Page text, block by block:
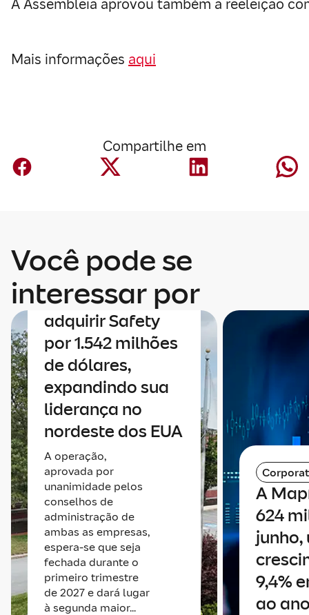
A Assembleia aprovou também a reeleição
Mais informações aqui
Compartilhe em
Você pode se
interessar por
Corporativo
A Mapfre anuncia
um acordo para
adquirir Safety
por 1.542 milhões
de dólares,
expandindo sua
liderança no
nordeste dos EUA
A operação,
aprovada por
unanimidade pelos
conselhos de
administração de
ambas as empresas,
espera-se que seja
fechada durante o
primeiro trimestre
de 2027 e dará lugar
à segunda maior...
A
624
junho,
9,4%
ao